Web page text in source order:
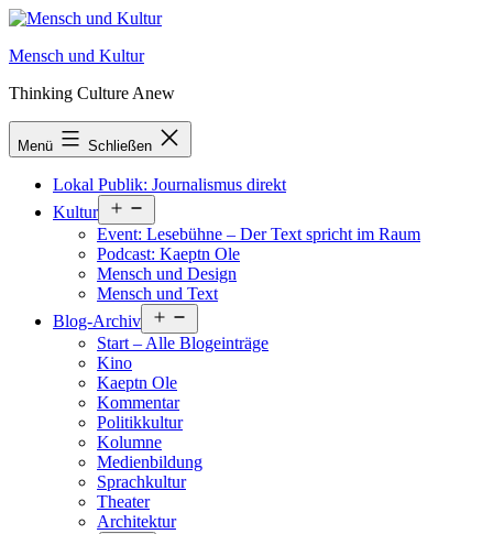
Zum
springen
Mensch und Kultur
Thinking Culture Anew
Menü Schließen
Lokal Publik: Journalismus direkt
Kultur
öffnen
Event: Lesebühne – Der Text spricht im Raum
Podcast: Kaeptn Ole
Mensch und Design
Mensch und Text
Blog-Archiv
öffnen
Start – Alle Blogeinträge
Kino
Kaeptn Ole
Kommentar
Politikkultur
Kolumne
Medienbildung
Sprachkultur
Theater
Architektur